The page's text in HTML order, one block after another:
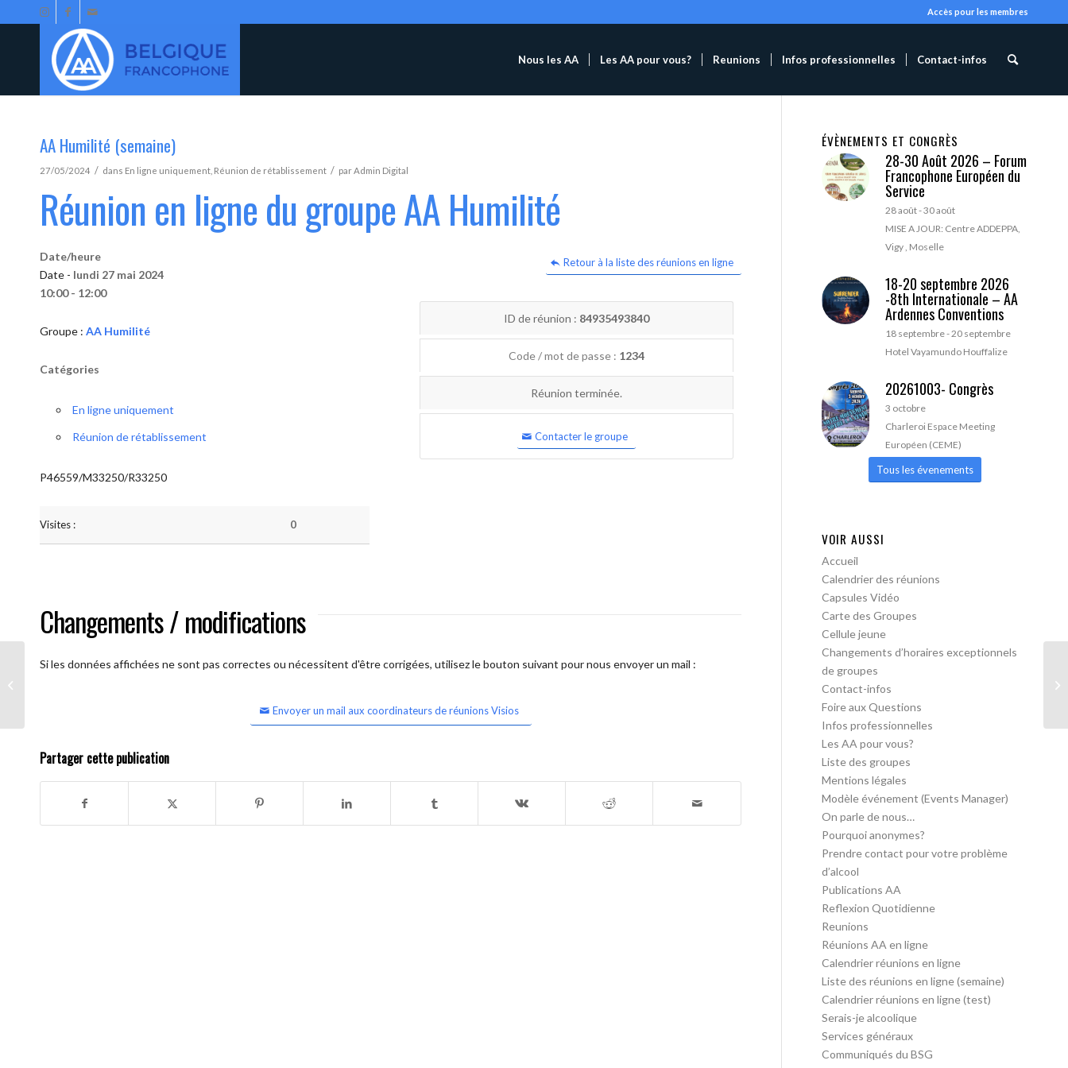
Accès pour les membres
Nous les AA Les AA pour vous? Reunions Infos professionnelles Contact-infos
AA Humilité (semaine)
27/05/2024 / dans En ligne uniquement Réunion de rétablissement / parAdmin Digital
Réunion en ligne du groupe AA Humilité
Retour à la liste des réunions en ligne
Date/heure
Date - lundi 27 mai 2024
10:00 - 12:00
Groupe : AA Humilité
Catégories
En ligne uniquement
Réunion de rétablissement
P46559/M33250/R33250
Visites : 0
ID de réunion : 84935493840
Code / mot de passe : 1234
Réunion terminée.
Contacter le groupe
Changements / modifications
Si les données affichées ne sont pas correctes ou nécessitent d'être corrigées, utilisez le bouton suivant pour nous envoyer un mail :
Envoyer un mail aux coordinateurs de réunions Visios
Partager cette publication
ÉVÈNEMENTS ET CONGRÈS
28-30 Août 2026 – Forum
Francophone Européen du
Service
28 août-30 août
MISE A JOUR: Centre ADDEPPA,
Vigy , Moselle
18-20 septembre 2026
-8th Internationale – AA
Ardennes Conventions
18 septembre-20 septembre
Hotel Vayamundo Houffalize
20261003- Congrès
3 octobre
Charleroi Espace Meeting
Européen (CEME)
Tous les évenements
VOIR AUSSI
Accueil
Calendrier des réunions
Capsules Vidéo
Carte des Groupes
Cellule jeune
Changements d’horaires exceptionnels
de groupes
Contact-infos
Foire aux Questions
Infos professionnelles
Les AA pour vous?
Liste des groupes
Mentions légales
Modèle événement (Events Manager)
On parle de nous…
Pourquoi anonymes?
Prendre contact pour votre problème
d’alcool
Publications AA
Reflexion Quotidienne
Reunions
Réunions AA en ligne
Calendrier réunions en ligne
Liste des réunions en ligne (semaine)
Calendrier réunions en ligne (test)
Serais-je alcoolique
Services généraux
Communiqués du BSG